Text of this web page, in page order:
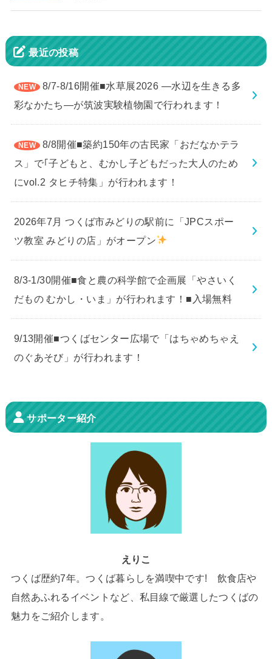
最近の投稿
8/7-8/16開催■水草展2026 ―水辺を生きる多
彩なかたち―が筑波実験植物園で行われます！
8/8開催■築約150年の古民家「おだなかテラ
ス」で｢子どもと、むかし子どもだった大人のため
にvol.2 タヒチ特集」が行われます！
2026年7月 つくば市みどりの駅前に「JPCスポー
ツ教室 みどりの店」がオープン
8/3-1/30開催■食と農の科学館で企画展「やさいく
だもの むかし・いま」が行われます！■入場無料
9/13開催■つくばセンター広場で「はちゃめちゃえ
のぐあそび」が行われます！
サポーター紹介
えりこ
つくば歴約7年。つくば暮らしを満喫中です! 飲食店や
自然あふれるイベントなど、私目線で厳選したつくばの
魅力をご紹介します。